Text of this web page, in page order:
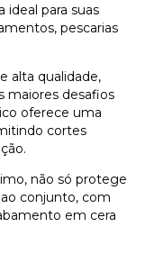
ideal para suas
pescarias
alta qualidade,
maiores desafios
oferece uma
cortes
não só protege
conjunto, com
em cera